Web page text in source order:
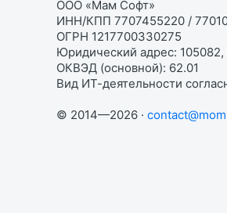
ООО «Мам Софт»
ИНН/КПП 7707455220 /
ОГРН 1217700330275
Юридический адрес:
ОКВЭД (основной): 62.01
Вид ИТ-деятельности
© 2014—2026 ·